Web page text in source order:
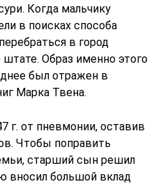
Когда мальчику
в поисках способа
в город
Образ именно этого
был отражен в
Марка Твена.
г. от пневмонии, оставив
Чтобы поправить
старший сын решил
вносил большой вклад